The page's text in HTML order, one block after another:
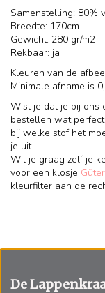
Samenstelling: 80%
Breedte: 170cm
Gewicht: 280 gr/m2
Rekbaar: ja
Kleuren van de
Minimale afname is
Wist je dat je bij ons
bestellen wat
bij welke stof het
je uit.
Wil je graag zelf je
voor een klosje
kleurfilter aan de
De